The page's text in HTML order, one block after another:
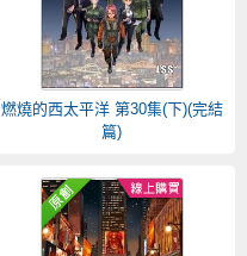
燃燒的西太平洋 第30集(下)(完結
篇)